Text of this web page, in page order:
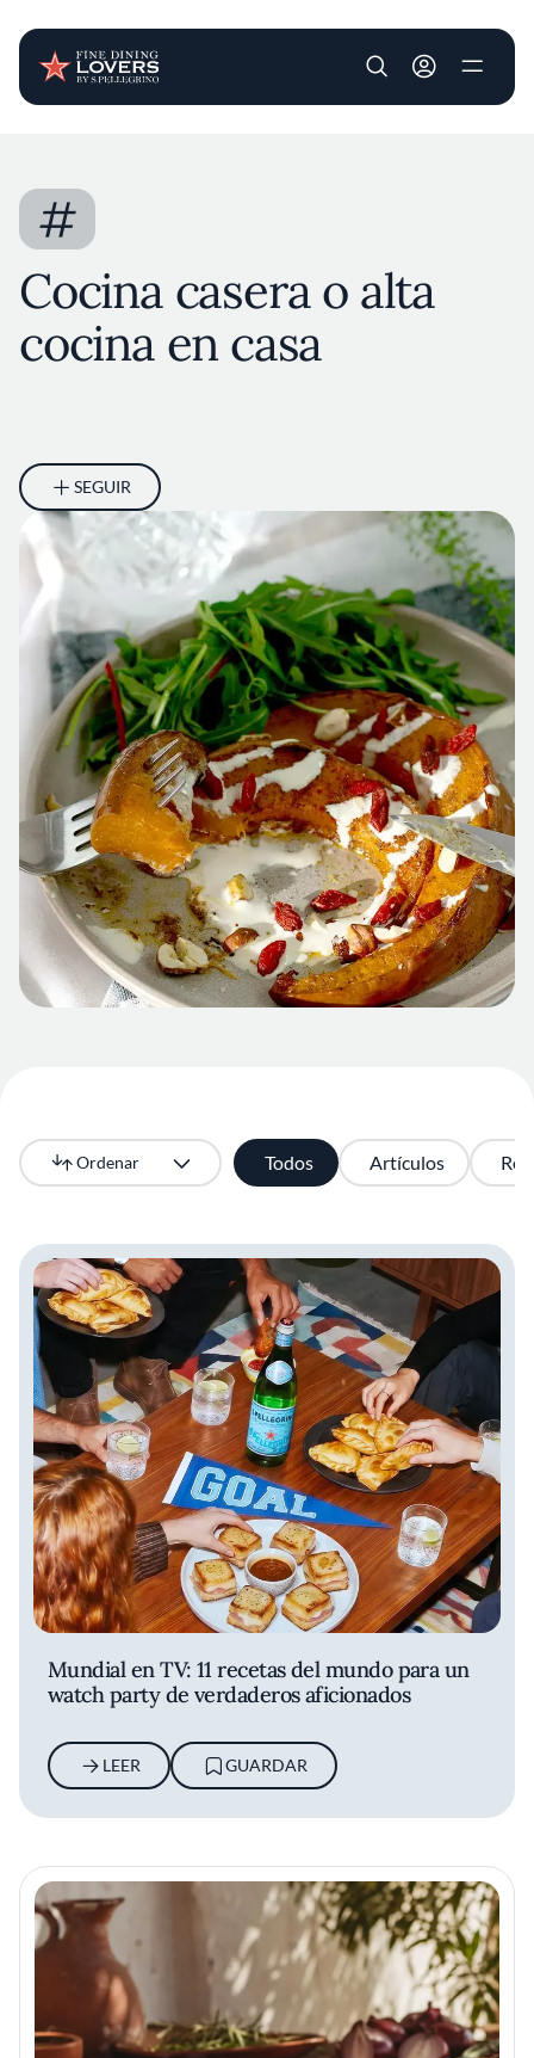
User account
#
Cocina casera o alta
cocina en casa
SEGUIR
Todos Artículos
Ordenar
Más recientes
Mundial en TV: 11 recetas del mundo para un
watch party de verdaderos aficionados
LEER GUARDAR